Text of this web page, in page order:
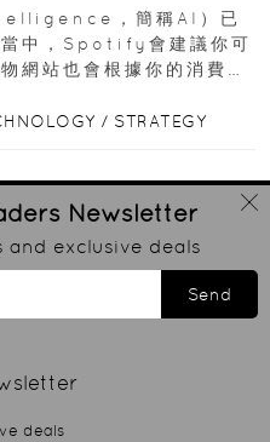
，簡稱AI）已
當中，Spotify會建議你可
網站也會根據你的消費紀
/ STRATEGY
Newsletter
exclusive deals
Send
deals